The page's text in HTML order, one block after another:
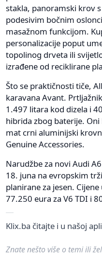
stakla, panoramski krov
podesivim bočnim
masažnom funkcijom.
personalizacije poput
topolinog drveta ili
izrađene od reciklirane
Što se praktičnosti tiče,
karavana Avant.
1.497 litara kod dizela i
hibrida zbog baterije.
mat crni aluminijski
Genuine Accessories.
Narudžbe za novi Audi
18. juna na evropskim
planirane za jesen.
77.250 eura za V6 TDI i
Klix.ba čitajte i u našoj
Znate nešto više o temi ili